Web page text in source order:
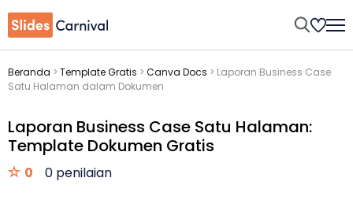
Beranda > Template Gratis > Canva Docs > Laporan Business Case
Satu Halaman dalam Dokumen
Laporan Business Case Satu Halaman:
Template Dokumen Gratis
0 0 penilaian